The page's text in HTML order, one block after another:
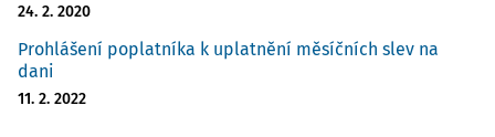
24. 2. 2020
Prohlášení poplatníka k uplatnění měsíčních slev na
dani
11. 2. 2022